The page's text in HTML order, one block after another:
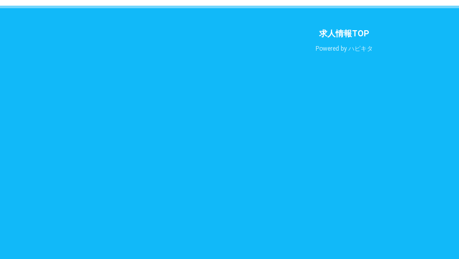
求人情報TOP
Powered by ハピキタ